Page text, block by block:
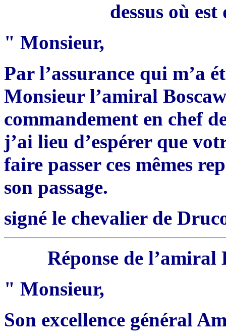
dessus où
" Monsieur,
Par l’assurance qui m’a
Monsieur l’amiral
commandement en chef
j’ai lieu d’espérer que
faire passer ces mêmes
son passage.
signé le chevalier de
Réponse de
" Monsieur,
Son excellence général